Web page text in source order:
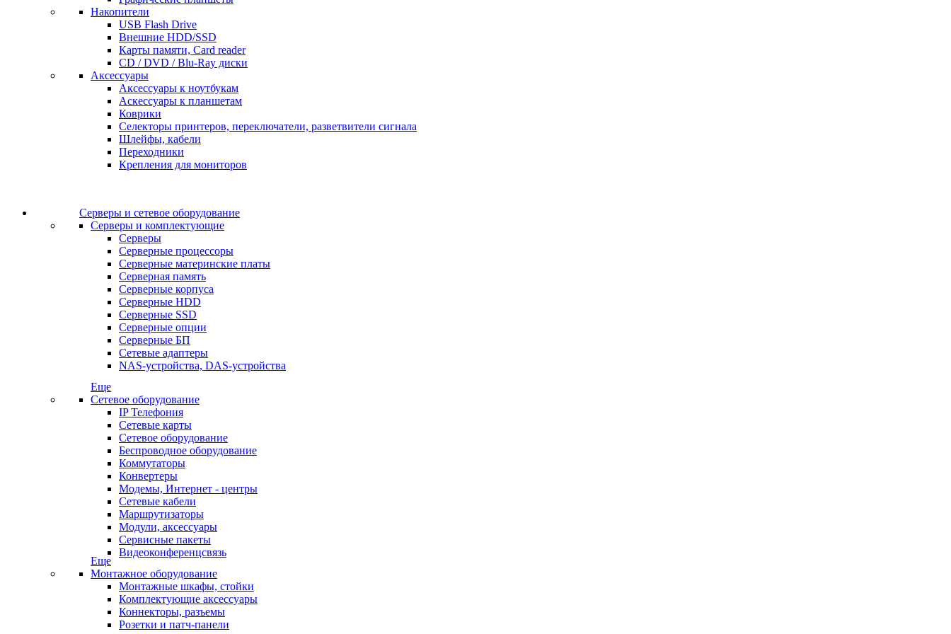
Накопители
USB Flash Drive
Внешние HDD/SSD
Карты памяти, Card reader
CD / DVD / Blu-Ray диски
Аксессуары
Аксессуары к ноутбукам
Аскессуары к планшетам
Коврики
Селекторы принтеров, переключатели, разветвители сигнала
Шлейфы, кабели
Переходники
Крепления для мониторов
Серверы и сетевое оборудование
Серверы и комплектующие
Серверы
Серверные процессоры
Серверные материнские платы
Серверная память
Серверные корпуса
Серверные HDD
Серверные SSD
Серверные опции
Серверные БП
Сетевые адаптеры
NAS-устройства, DAS-устройства
Еще
Сетевое оборудование
IP Телефония
Сетевые карты
Сетевое оборудование
Беспроводное оборудование
Коммутаторы
Конвертеры
Модемы, Интернет - центры
Сетевые кабели
Маршрутизаторы
Модули, аксессуары
Сервисные пакеты
Видеоконференцсвязь
Еще
Монтажное оборудование
Монтажные шкафы, стойки
Комплектующие аксессуары
Коннекторы, разъемы
Розетки и патч-панели